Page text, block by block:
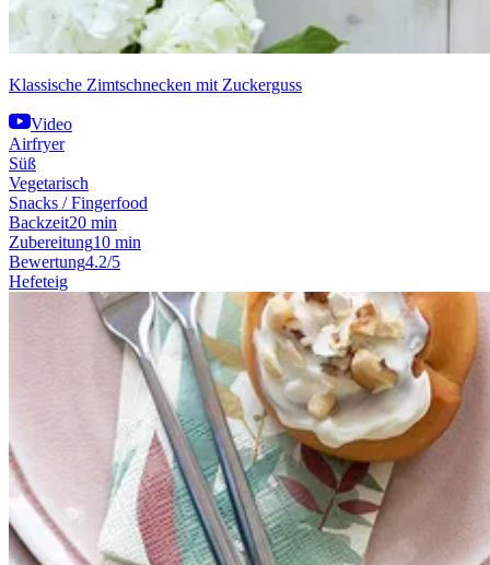
Klassische Zimtschnecken mit Zuckerguss
Video
Airfryer
Süß
Vegetarisch
Snacks / Fingerfood
Backzeit20 min
Zubereitung10 min
Bewertung4.2/5
Hefeteig